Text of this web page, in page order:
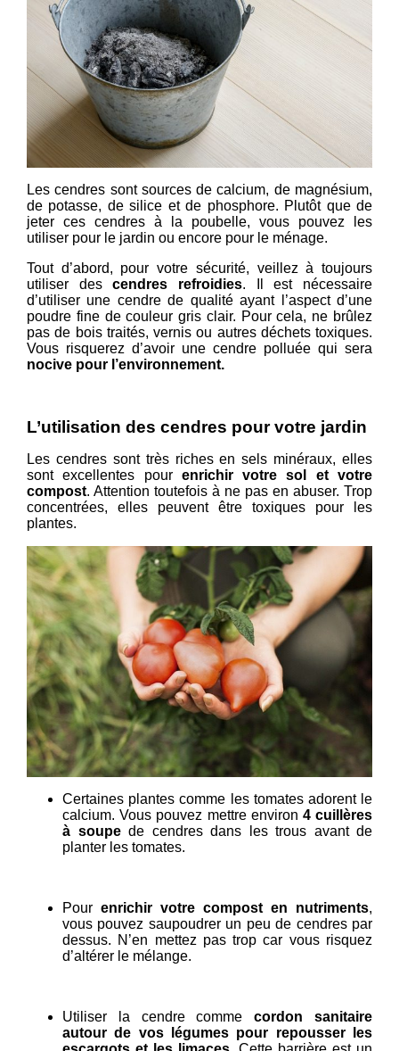
Les cendres sont sources de calcium, de magnésium,
de potasse, de silice et de phosphore. Plutôt que de
jeter ces cendres à la poubelle, vous pouvez les
utiliser pour le jardin ou encore pour le ménage.
Tout d’abord, pour votre sécurité, veillez à toujours
utiliser descendres refroidies. Il est nécessaire
d’utiliser une cendre de qualité ayant l’aspect d’une
poudre fine de couleur gris clair. Pour cela, ne brûlez
pas de bois traités, vernis ou autres déchets toxiques.
Vous risquerez d’avoir une cendre polluée qui sera
nocive pour l’environnement.
L’utilisation des cendres pour votre jardin
Les cendres sont très riches en sels minéraux, elles
sont excellentes pour enrichir votre sol et votre
compost. Attention toutefois à ne pas en abuser. Trop
concentrées, elles peuvent être toxiques pour les
plantes.
Certaines plantes comme les tomates adorent le
calcium. Vous pouvez mettre environ 4 cuillères
à soupede cendres dans les trous avant de
planter les tomates.
Pour enrichir votre compost en nutriments,
vous pouvez saupoudrer un peu de cendres par
dessus. N’en mettez pas trop car vous risquez
d’altérer le mélange.
Utiliser la cendre commecordon sanitaire
autour de vos légumes pour repousser les